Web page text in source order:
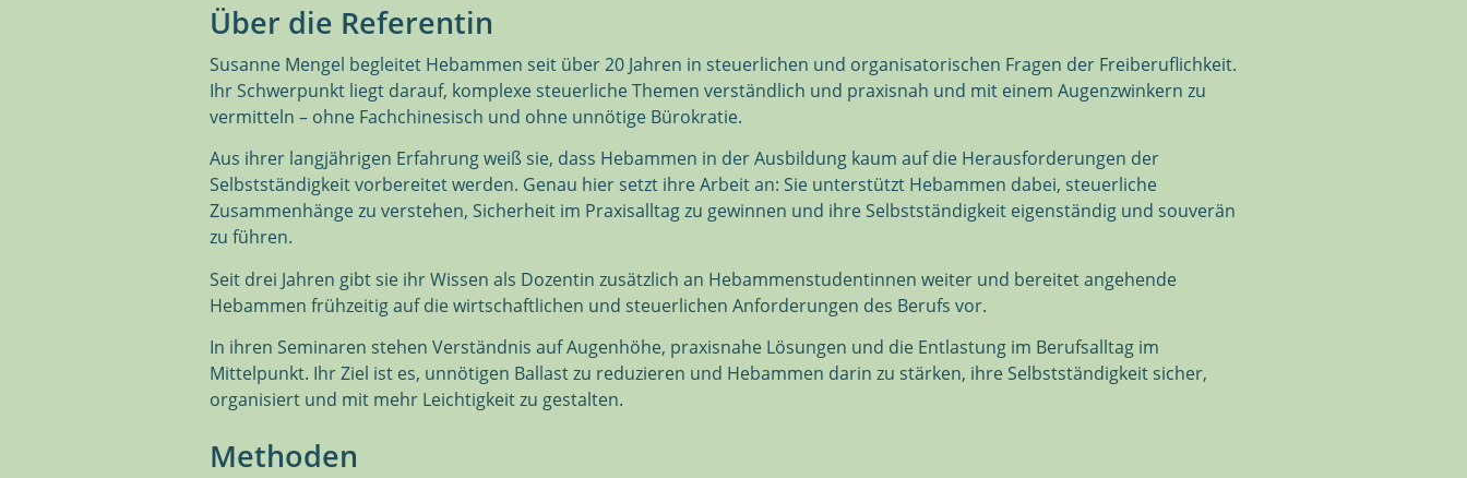
Über die Referentin
Susanne Mengel begleitet Hebammen seit über 20 Jahren in steuerlichen und organisatorischen Fragen der Freiberuflichkeit.
Ihr Schwerpunkt liegt darauf, komplexe steuerliche Themen verständlich und praxisnah und mit einem Augenzwinkern zu
vermitteln – ohne Fachchinesisch und ohne unnötige Bürokratie.
Aus ihrer langjährigen Erfahrung weiß sie, dass Hebammen in der Ausbildung kaum auf die Herausforderungen der
Selbstständigkeit vorbereitet werden. Genau hier setzt ihre Arbeit an: Sie unterstützt Hebammen dabei, steuerliche
Zusammenhänge zu verstehen, Sicherheit im Praxisalltag zu gewinnen und ihre Selbstständigkeit eigenständig und souverän
zu führen.
Seit drei Jahren gibt sie ihr Wissen als Dozentin zusätzlich an Hebammenstudentinnen weiter und bereitet angehende
Hebammen frühzeitig auf die wirtschaftlichen und steuerlichen Anforderungen des Berufs vor.
In ihren Seminaren stehen Verständnis auf Augenhöhe, praxisnahe Lösungen und die Entlastung im Berufsalltag im
Mittelpunkt. Ihr Ziel ist es, unnötigen Ballast zu reduzieren und Hebammen darin zu stärken, ihre Selbstständigkeit sicher,
organisiert und mit mehr Leichtigkeit zu gestalten.
Methoden